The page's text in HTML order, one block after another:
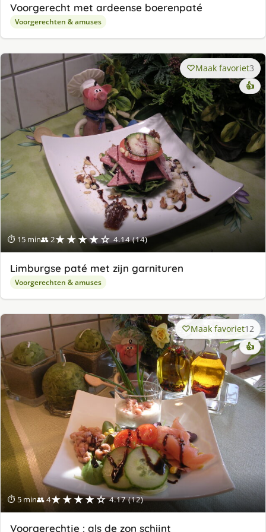
Voorgerecht met ardeense boerenpaté
Voorgerechten & amuses
⏱ 15 min👥 2★★★★☆ 4.14 (14)
Maak favoriet3
👍
Limburgse paté met zijn garnituren
Voorgerechten & amuses
⏱ 5 min👥 4★★★★☆ 4.17 (12)
Maak favoriet12
👍
Voorgerechtje : als de zon schijnt